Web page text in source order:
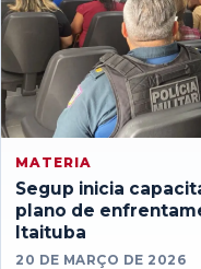
MATERIA
Segup inicia
plano de
Itaituba
20 DE MARÇO DE 2026